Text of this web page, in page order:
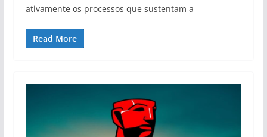
ativamente os processos que sustentam a
Read More